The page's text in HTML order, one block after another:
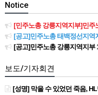
Notice
[민주노총 강릉지역지부]민주노총 강
[공고]민주노총 태백정선지역지
[공고]민주노총 강릉지역지부
보도/기자회견
[성명] 막을 수 있었던 죽음, HL만도가 책임져라 : 청년